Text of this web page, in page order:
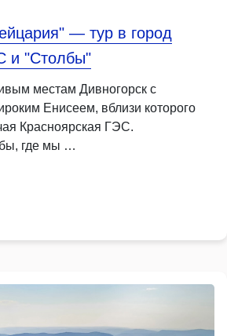
— тур в город
и "Столбы"
местам Дивногорск с
Енисеем, вблизи которого
Красноярская ГЭС.
где мы …